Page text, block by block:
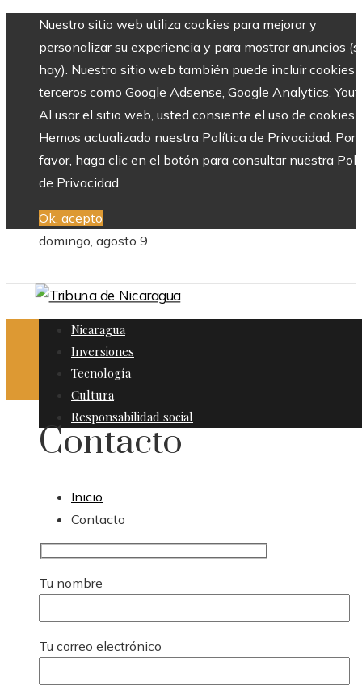
Nuestro sitio web utiliza cookies para mejorar y
personalizar su experiencia y para mostrar anuncios
hay). Nuestro sitio web también puede incluir cookies
terceros como Google Adsense, Google Analytics,
Al usar el sitio web, usted consiente el uso de cookies.
Hemos actualizado nuestra Política de Privacidad. Por
favor, haga clic en el botón para consultar nuestra
de Privacidad.
Ok, acepto
domingo, agosto 9
Nicaragua
Inversiones
Tecnología
Cultura
Responsabilidad social
Contacto
Inicio
Contacto
Tu nombre
Tu correo electrónico